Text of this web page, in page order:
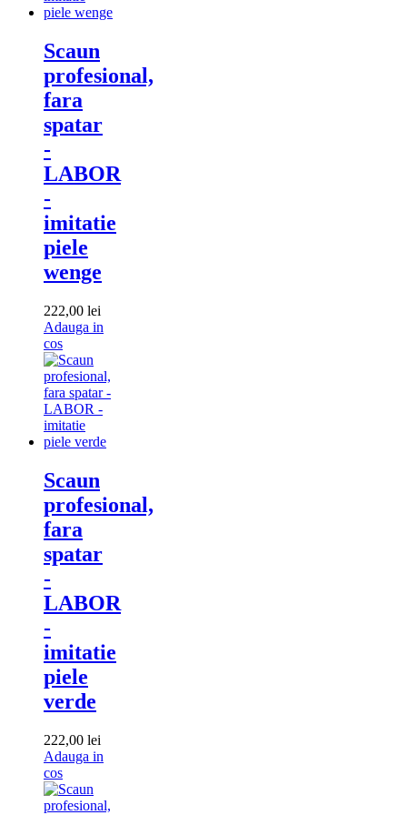
Scaun
profesional,
fara
spatar
-
LABOR
-
imitatie
piele
wenge
222,00 lei
Adauga in
cosAdauga
in
cos
Scaun
profesional,
fara
spatar
-
LABOR
-
imitatie
piele
verde
222,00 lei
Adauga in
cosAdauga
in
cos